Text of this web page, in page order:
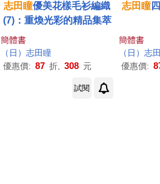
志田瞳優美花樣毛衫編織
(7)：重煥光彩的精品集萃
簡體書
（ 日 ）志田瞳
優惠價: 87 折, 308 元
志田瞳
簡體書
（ 日 ）志
優惠價:
試閱